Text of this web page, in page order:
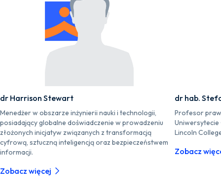
dr Harrison Stewart
Menedżer w obszarze inżynierii nauki i technologii,
posiadający globalne doświadczenie w prowadzeniu
złożonych inicjatyw związanych z transformacją
cyfrową, sztuczną inteligencją oraz bezpieczeństwem
informacji.
Zobacz więcej
dr hab.
Profesor
Lincoln
Zobacz